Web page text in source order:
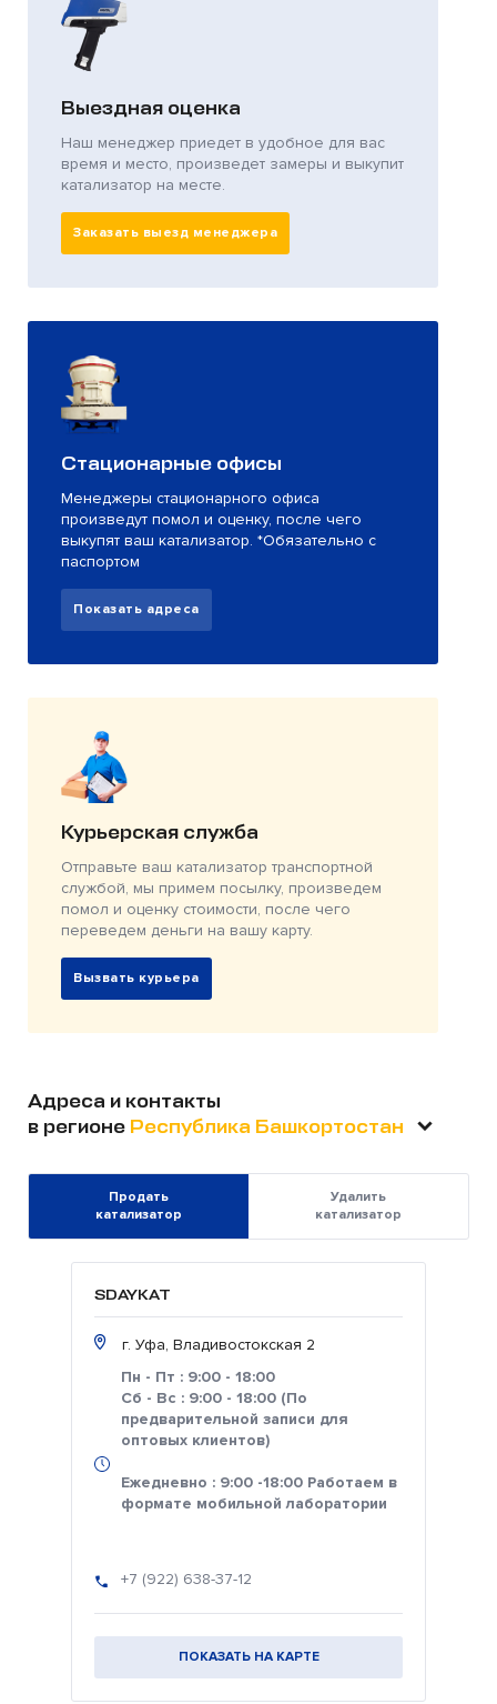
Выездная оценка
Наш менеджер приедет в удобное для вас
время и место, произведет замеры и выкупит
катализатор на месте.
Заказать выезд менеджера
Стационарные офисы
Менеджеры стационарного офиса
произведут помол и оценку, после чего
выкупят ваш катализатор. *Обязательно с
паспортом
Показать адреса
Курьерская служба
Отправьте ваш катализатор транспортной
службой, мы примем посылку, произведем
помол и оценку стоимости, после чего
переведем деньги на вашу карту.
Вызвать курьера
Адреса и контакты
в регионе Республика Башкортостан
Продать
катализатор
Удалить
катализатор
SDAYKAT
г. Уфа, Владивостокская 2
Пн - Пт : 9:00 - 18:00
Сб - Вс : 9:00 - 18:00 (По
предварительной записи для
оптовых клиентов)
Ежедневно : 9:00 -18:00 Работаем в
формате мобильной лаборатории
+7 (922) 638-37-12
ПОКАЗАТЬ НА КАРТЕ